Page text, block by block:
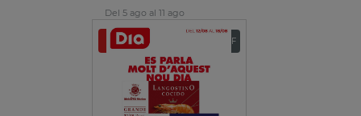
Del 5 ago al 11 ago
Ver folleto Descargar PDF